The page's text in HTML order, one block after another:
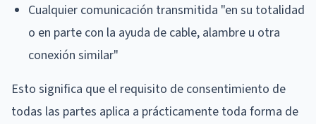
Cualquier comunicación transmitida "en su totalidad
o en parte con la ayuda de cable, alambre u otra
conexión similar"
Esto significa que el requisito de consentimiento de
todas las partes aplica a prácticamente toda forma de